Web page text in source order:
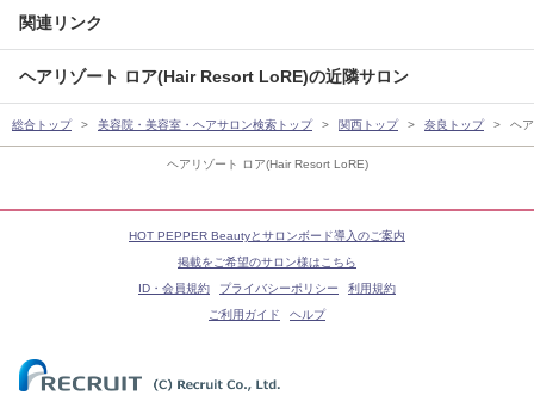
ヘアリゾート ロア(Hair Resort LoRE)
関連リンク
ヘアリゾート ロア(Hair Resort LoRE)の近隣サロン
総合トップ 美容院・美容室・ヘアサロン検索トップ 関西トップ 奈良トップ ヘ
HOT PEPPER Beautyとサロンボード導入のご案内
掲載をご希望のサロン様はこちら
ID・会員規約
プライバシーポリシー
利用規約
ご利用ガイド
ヘルプ